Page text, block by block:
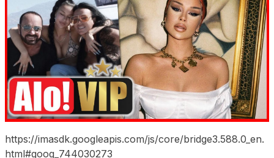
https://imasdk.googleapis.com/js/core/bridge3.588.0_en.
html#goog_744030273